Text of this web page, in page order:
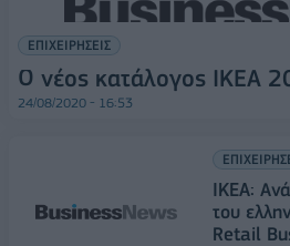
ΕΠΙΧΕΙΡΗΣΕΙΣ
Ο νέος κατάλογος ΙΚΕΑ
24/08/2020 - 16:53
IKEA:
του
Retail